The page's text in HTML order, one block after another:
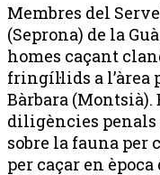
Membres del
(Seprona) de la
homes caçant
fringíl·lids a l’àrea
Bàrbara (Montsià).
diligències penals
sobre la fauna per
per caçar en